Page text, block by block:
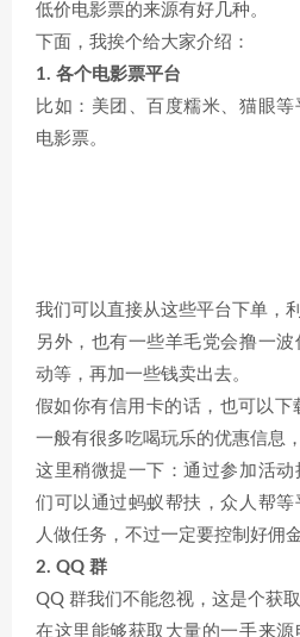
低价电影票的来源有好几种。
下面，我挨个给大家介绍：
1. 各个电影票平台
比如：美团、百度糯米、猫眼
电影票。
我们可以直接从这些平台下单，
另外，也有一些羊毛党会撸一
动等，再加一些钱卖出去。
假如你有信用卡的话，也可以下
一般有很多吃喝玩乐的优惠信息
这里稍微提一下：通过参加活
们可以通过蚂蚁帮扶，众人帮
人做任务，不过一定要控制好佣
2. QQ 群
QQ 群我们不能忽视，这是个获
在这里能够获取大量的一手来